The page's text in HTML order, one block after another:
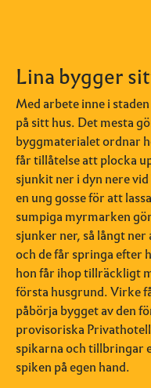
Lina bygger
Med arbete inne i
på sitt hus. Det mesta
byggmaterialet ordnar
får tillåtelse att plocka
sjunkit ner i dyn nere
en ung gosse för att
sumpiga myrmarken
sjunker ner, så långt
och de får springa efter
hon får ihop tillräckligt
första husgrund.Virke
påbörja bygget av den
provisoriska
spikarna och tillbringar
spiken på egen hand.